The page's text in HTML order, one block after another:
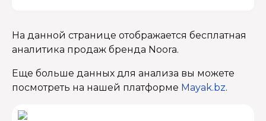
На данной странице отображается бесплатная
аналитика продаж бренда Noora.
Еще больше данных для анализа вы можете
посмотреть на нашей платформе Mayak.bz.